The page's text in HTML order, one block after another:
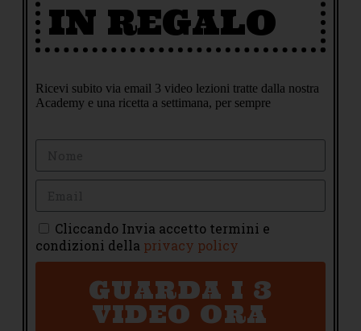
IN REGALO
Ricevi subito via email 3 video lezioni tratte dalla nostra
Academy e una ricetta a settimana, per sempre
Cliccando Invia accetto termini e
condizioni della privacy policy
GUARDA I 3
VIDEO ORA